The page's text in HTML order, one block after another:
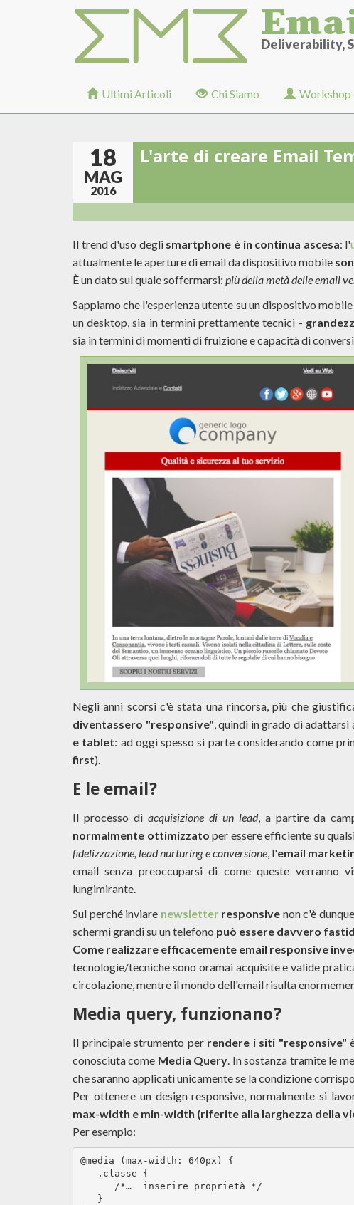
Deliverability,
Ultimi Articoli Chi Siamo Workshop
18
MAG
2016
L'arte di creare Email
Il trend d'uso deglismartphone è in continua ascesa: l'
attualmente le aperture di email da dispositivo mobile
È un dato sul quale soffermarsi: più della metà delle email
Sappiamo che l'esperienza utente su un dispositivo mobile
un desktop, sia in termini prettamente tecnici -
sia in termini di momenti di fruizione e capacità di
Negli anni scorsi c'è stata una rincorsa, più che
diventassero "responsive" , quindi in grado di
e tablet: ad oggi spesso si parte considerando come
first).
E le email?
Il processo di acquisizione di un lead, a partire da
normalmente ottimizzato per essere efficiente su
fidelizzazione, lead nurturing e conversione, l'email
email senza preoccuparsi di come queste verranno
lungimirante.
Sul perché inviare newsletter responsive non c'è
schermi grandi su un telefono può essere davvero
Come realizzare efficacemente email responsive
tecnologie/tecniche sono oramai acquisite e valide
circolazione, mentre il mondo dell'email risulta
Media query, funzionano?
Il principale strumento per rendere i siti "responsive"
conosciuta come Media Query . In sostanza tramite le
che saranno applicati unicamente se la condizione
Per ottenere un design responsive, normalmente si
max-width e min-width (riferite alla larghezza della
Per esempio:
@media (max-width: 640px) {
   .classe {
      /*…  inserire proprietà */
   }